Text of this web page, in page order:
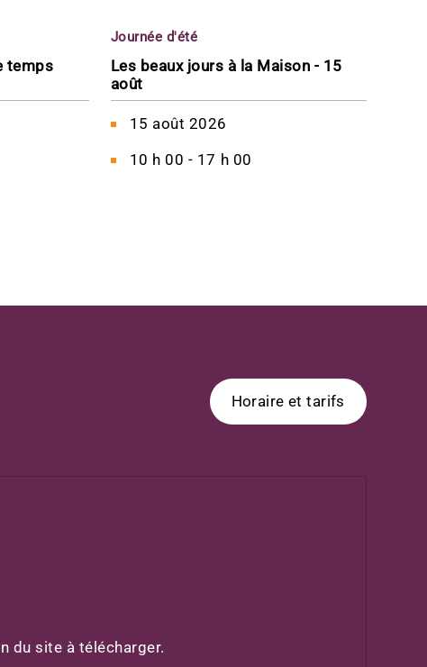
temps
Journée d'été
Les beaux jours à la Maison - 15
août
15 août 2026
10 h 00 - 17 h 00
Horaire et tarifs
du site à télécharger.